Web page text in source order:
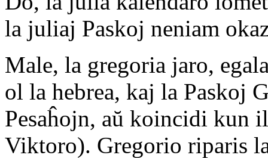
la juliaj Paskoj neniam
Male, la gregoria jaro,
ol la hebrea, kaj la Paskoj
Pesaĥojn, aŭ koincidi kun
Viktoro). Gregorio riparis